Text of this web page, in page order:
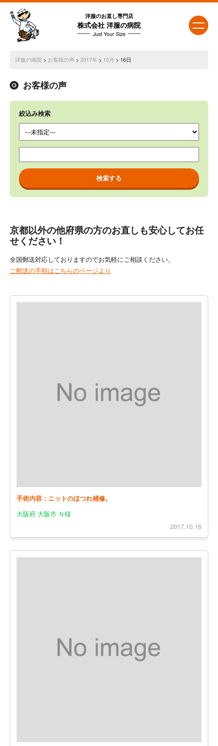
洋服のお直し専門店
株式会社 洋服の病院
Just Your Size
洋服の病院 > お客様の声> 2017年 > 10月 > 16日
お客様の声
絞込み検索
京都以外の他府県の方のお直しも安心してお任
せください！
全国郵送対応しておりますのでお気軽にご相談ください。
ご郵送の手順はこちらのページより
手術内容：ニットのほつれ補修。
大阪府 大阪市 Ｎ様
2017.10.16